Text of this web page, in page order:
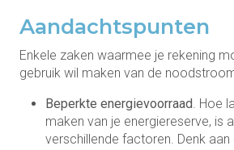
Aandachtspunten
Enkele zaken waarmee je rekening
gebruik wil maken van de
Beperkte energievoorraad. Hoe
maken van je energiereserve, is
verschillende factoren. Denk